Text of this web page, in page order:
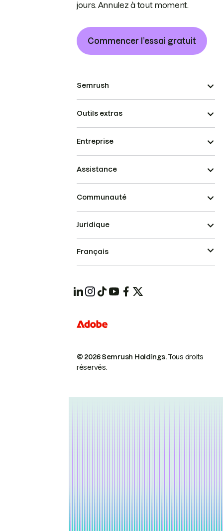
jours. Annulez à tout moment.
Commencer l’essai gratuit
Semrush
Outils extras
Entreprise
Assistance
Communauté
© 2026 Semrush Holdings.Tous droits
réservés.
Juridique
Français